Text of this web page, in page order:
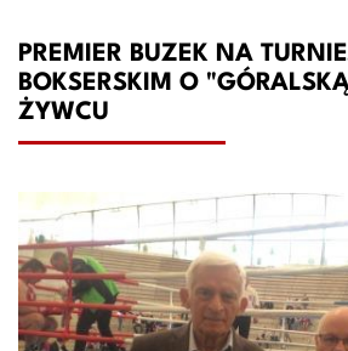
PREMIER BUZEK NA
BOKSERSKIM O
ŻYWCU